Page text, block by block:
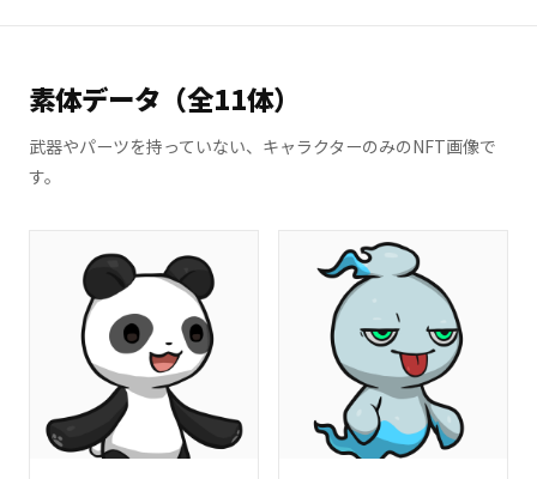
素体データ（全11体）
武器やパーツを持っていない、キャラクターのみのNFT画像で
す。